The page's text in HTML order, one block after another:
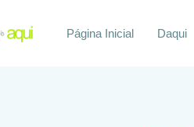
Página Inicial Daqui